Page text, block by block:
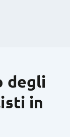
degli
in